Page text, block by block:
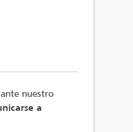
nuestro
a